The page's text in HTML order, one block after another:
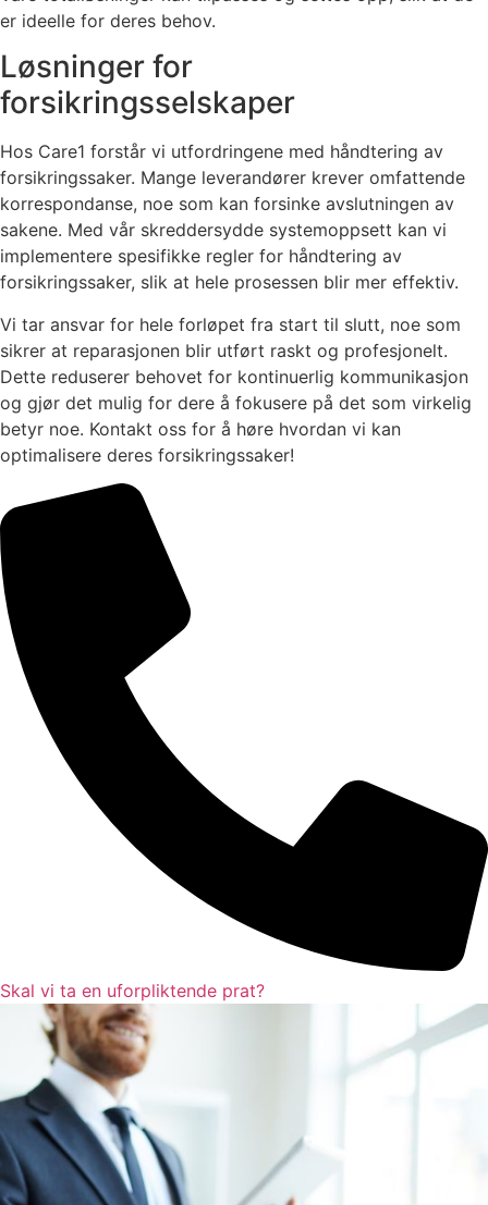
er ideelle for deres behov.
Løsninger for
forsikringsselskaper
Hos Care1 forstår vi utfordringene med håndtering av
forsikringssaker. Mange leverandører krever omfattende
korrespondanse, noe som kan forsinke avslutningen av
sakene. Med vår skreddersydde systemoppsett kan vi
implementere spesifikke regler for håndtering av
forsikringssaker, slik at hele prosessen blir mer effektiv.
Vi tar ansvar for hele forløpet fra start til slutt, noe som
sikrer at reparasjonen blir utført raskt og profesjonelt.
Dette reduserer behovet for kontinuerlig kommunikasjon
og gjør det mulig for dere å fokusere på det som virkelig
betyr noe. Kontakt oss for å høre hvordan vi kan
optimalisere deres forsikringssaker!
Skal vi ta en uforpliktende prat?